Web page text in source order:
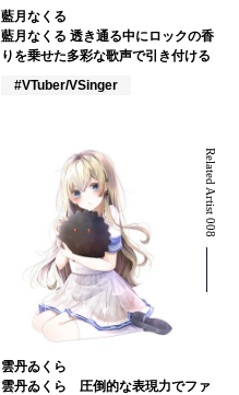
藍月なくる
藍月なくる 透き通る中にロックの香
りを乗せた多彩な歌声で引き付ける
#VTuber/VSinger
Related Artist 008
雲丹ゐくら
雲丹ゐくら 圧倒的な表現力でファ